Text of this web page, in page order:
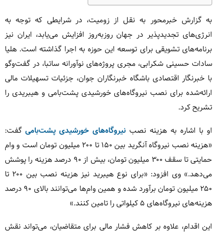
به گزارش خبرمحور به نقل از زومیت، در شرایطی که توجه به
انرژی‌های تجدیدپذیر در جهان روز‌به‌روز افزایش می‌یابد، ایران نیز
برنامه‌های تشویقی برای توسعه این حوزه به اجرا گذاشته است. هلیا
سادات حسینی شکرابی، مجری پروژه‌های نوآورانه ساتبا، در گفت‌و‌گو
با خبرنگار اقتصادی باشگاه خبرنگاران جوان، جزئیات تسهیلات مالی
ارائه‌شده برای نصب نیروگاه‌های خورشیدی پشت‌بامی و هیبریدی را
تشریح کرد.
او با اشاره به هزینه نصب نیروگاه‌های خورشیدی پشت‌بامی گفت:
«هزینه نصب نیروگاه آنگرید بین ۱۵۰ تا ۲۰۰ میلیون تومان است و وام
حمایتی تا سقف ۳۰۰ میلیون تومان، بیش از ۹۰ درصد هزینه را پوشش
می‌دهد.» وی افزود: «برای نوع هیبرید نیز هزینه نصب بین ۲۰۰ تا
۲۵۰ میلیون تومان برآورد شده و همین وام‌ها می‌توانند بالای ۹۰ درصد
هزینه‌های نیروگاه‌های ۵ کیلواتی را تامین کنند.»
این اقدام، علاوه بر کاهش فشار مالی برای متقاضیان، می‌تواند نقش